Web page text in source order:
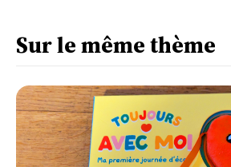
Sur le même thème